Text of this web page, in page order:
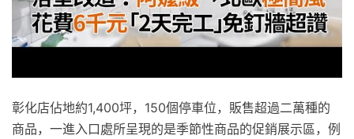
彰化店佔地約1,400坪，150個停車位，販售超過二萬種的
商品，一進入口處所呈現的是季節性商品的促銷展示區，例